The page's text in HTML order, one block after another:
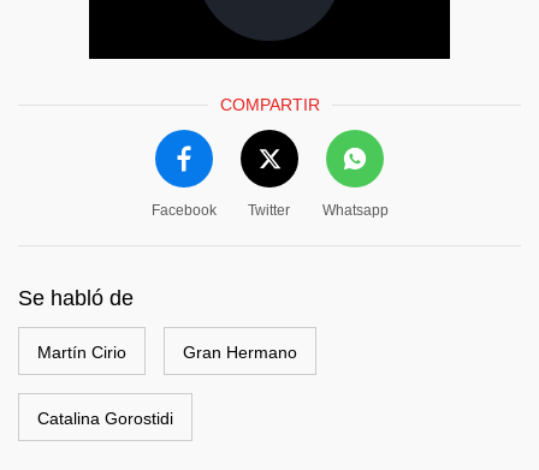
COMPARTIR
Facebook Twitter Whatsapp
Se habló de
Martín Cirio Gran Hermano
Catalina Gorostidi